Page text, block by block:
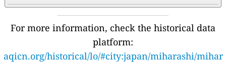
For more information, check the historical data
platform:
aqicn.org/historical/lo/#city:japan/miharashi/mihar